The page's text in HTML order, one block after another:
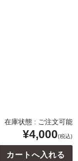
在庫状態 : ご注文可能
¥4,000(税込)